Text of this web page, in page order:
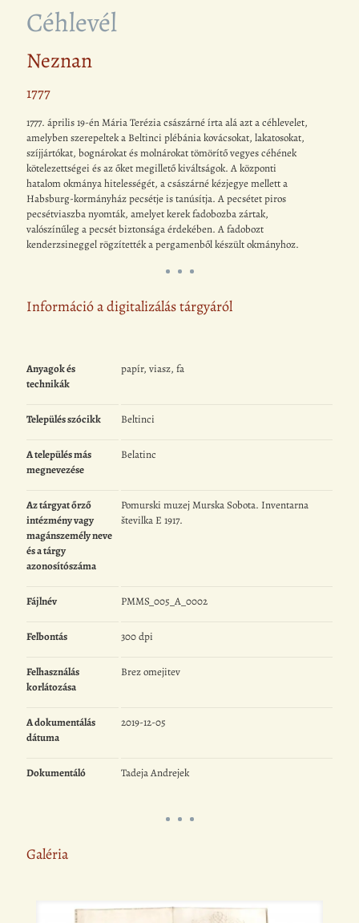
Céhlevél
Neznan
1777
1777. április 19-én Mária Terézia császárné írta alá azt a céhlevelet,
amelyben szerepeltek a Beltinci plébánia kovácsokat, lakatosokat,
szíjjártókat, bognárokat és molnárokat tömörítő vegyes céhének
kötelezettségei és az őket megillető kiváltságok. A központi
hatalom okmánya hitelességét, a császárné kézjegye mellett a
Habsburg-kormányház pecsétje is tanúsítja. A pecsétet piros
pecsétviaszba nyomták, amelyet kerek fadobozba zártak,
valószínűleg a pecsét biztonsága érdekében. A fadobozt
kenderzsineggel rögzítették a pergamenből készült okmányhoz.
Információ a digitalizálás tárgyáról
Anyagok és
technikák
papír, viasz, fa
Település szócikk Beltinci
A település más
megnevezése
Belatinc
Az tárgyat őrző
intézmény vagy
magánszemély neve
és a tárgy
azonosítószáma
Pomurski muzej Murska Sobota. Inventarna
številka E 1917.
Fájlnév PMMS_005_A_0002
Felbontás 300 dpi
Felhasználás
korlátozása
Brez omejitev
A dokumentálás
dátuma
2019-12-05
Dokumentáló Tadeja Andrejek
Galéria